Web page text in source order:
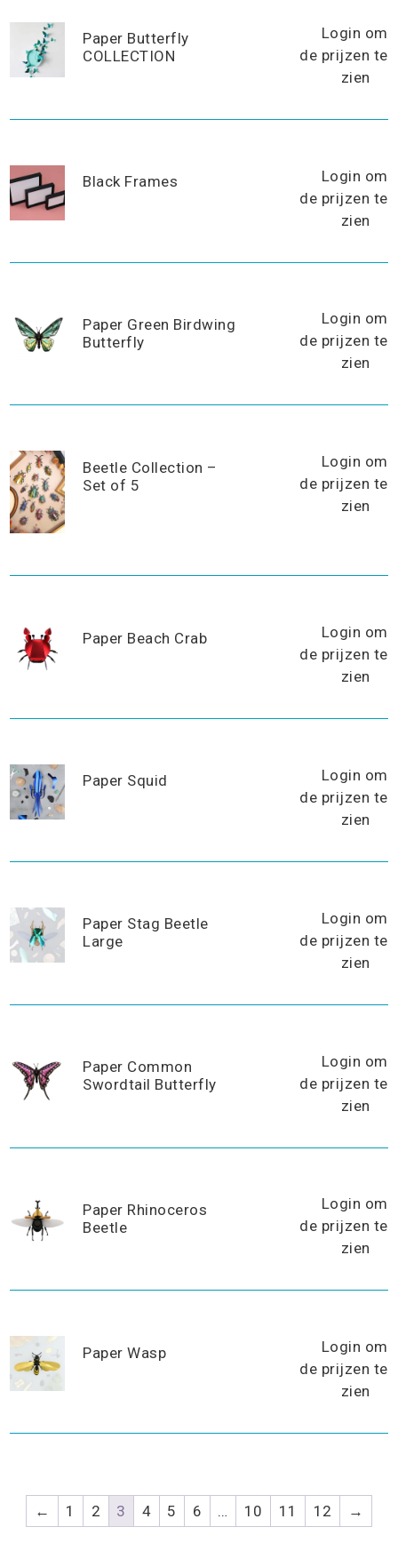
Paper Butterfly
COLLECTION
Login om
de prijzen te
zien
Black Frames
Login om
de prijzen te
zien
Paper Green Birdwing
Butterfly
Login om
de prijzen te
zien
Beetle Collection –
Set of 5
Login om
de prijzen te
zien
Paper Beach Crab
Login om
de prijzen te
zien
Paper Squid
Login om
de prijzen te
zien
Paper Stag Beetle
Large
Login om
de prijzen te
zien
Paper Common
Swordtail Butterfly
Login om
de prijzen te
zien
Paper Rhinoceros
Beetle
Login om
de prijzen te
zien
Paper Wasp
Login om
de prijzen te
zien
← 1 2 3 4 5 6 … 10 11 12 →